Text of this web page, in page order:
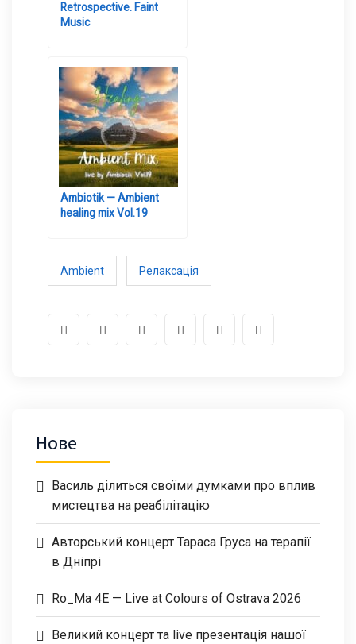
Retrospective. Faint
Music
Ambiotik — Ambient
healing mix Vol.19
Ambient Релаксація
Нове
Василь ділиться своїми думками про вплив
мистецтва на реабілітацію
Авторський концерт Тараса Груса на терапії
в Дніпрі
Ro_Ma 4E — Live at Colours of Ostrava 2026
Великий концерт та live презентація нашої